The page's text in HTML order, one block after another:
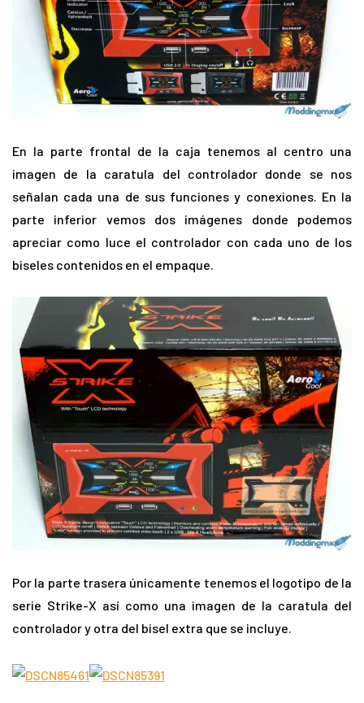
En la parte frontal de la caja tenemos al centro una
imagen de la caratula del controlador donde se nos
señalan cada una de sus funciones y conexiones. En la
parte inferior vemos dos imágenes donde podemos
apreciar como luce el controlador con cada uno de los
biseles contenidos en el empaque.
Por la parte trasera únicamente tenemos el logotipo de la
serie Strike-X así como una imagen de la caratula del
controlador y otra del bisel extra que se incluye.